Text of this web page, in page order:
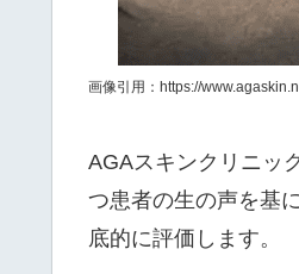
画像引用：https://
AGAスキンクリニッ
つ患者の生の声を基
底的に評価します。